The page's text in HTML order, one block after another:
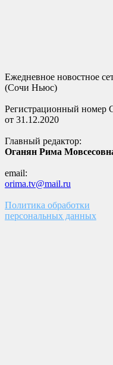
Ежедневное новостное
(Сочи Ньюс)
Регистрационный
от 31.12.2020
Главный редактор:
Оганян Рима
email:
orima.tv@mail.ru
Политика обработки
персональных данных